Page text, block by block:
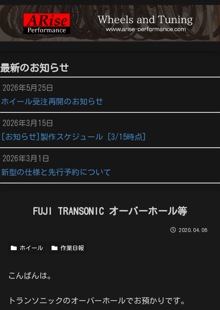
最新のお知らせ
2026年5月25日
ホイール受注再開のお知らせ
2026年3月15日
[お知らせ]製作スケジュール [3/15時点]
2026年3月1日
新型の仕様と先行予約について
FUJI TRANSONIC オーバーホール等
2020.04.06
ホイール 作業日報
こんばんは。
トランソニックのオーバーホールでお預かりです。